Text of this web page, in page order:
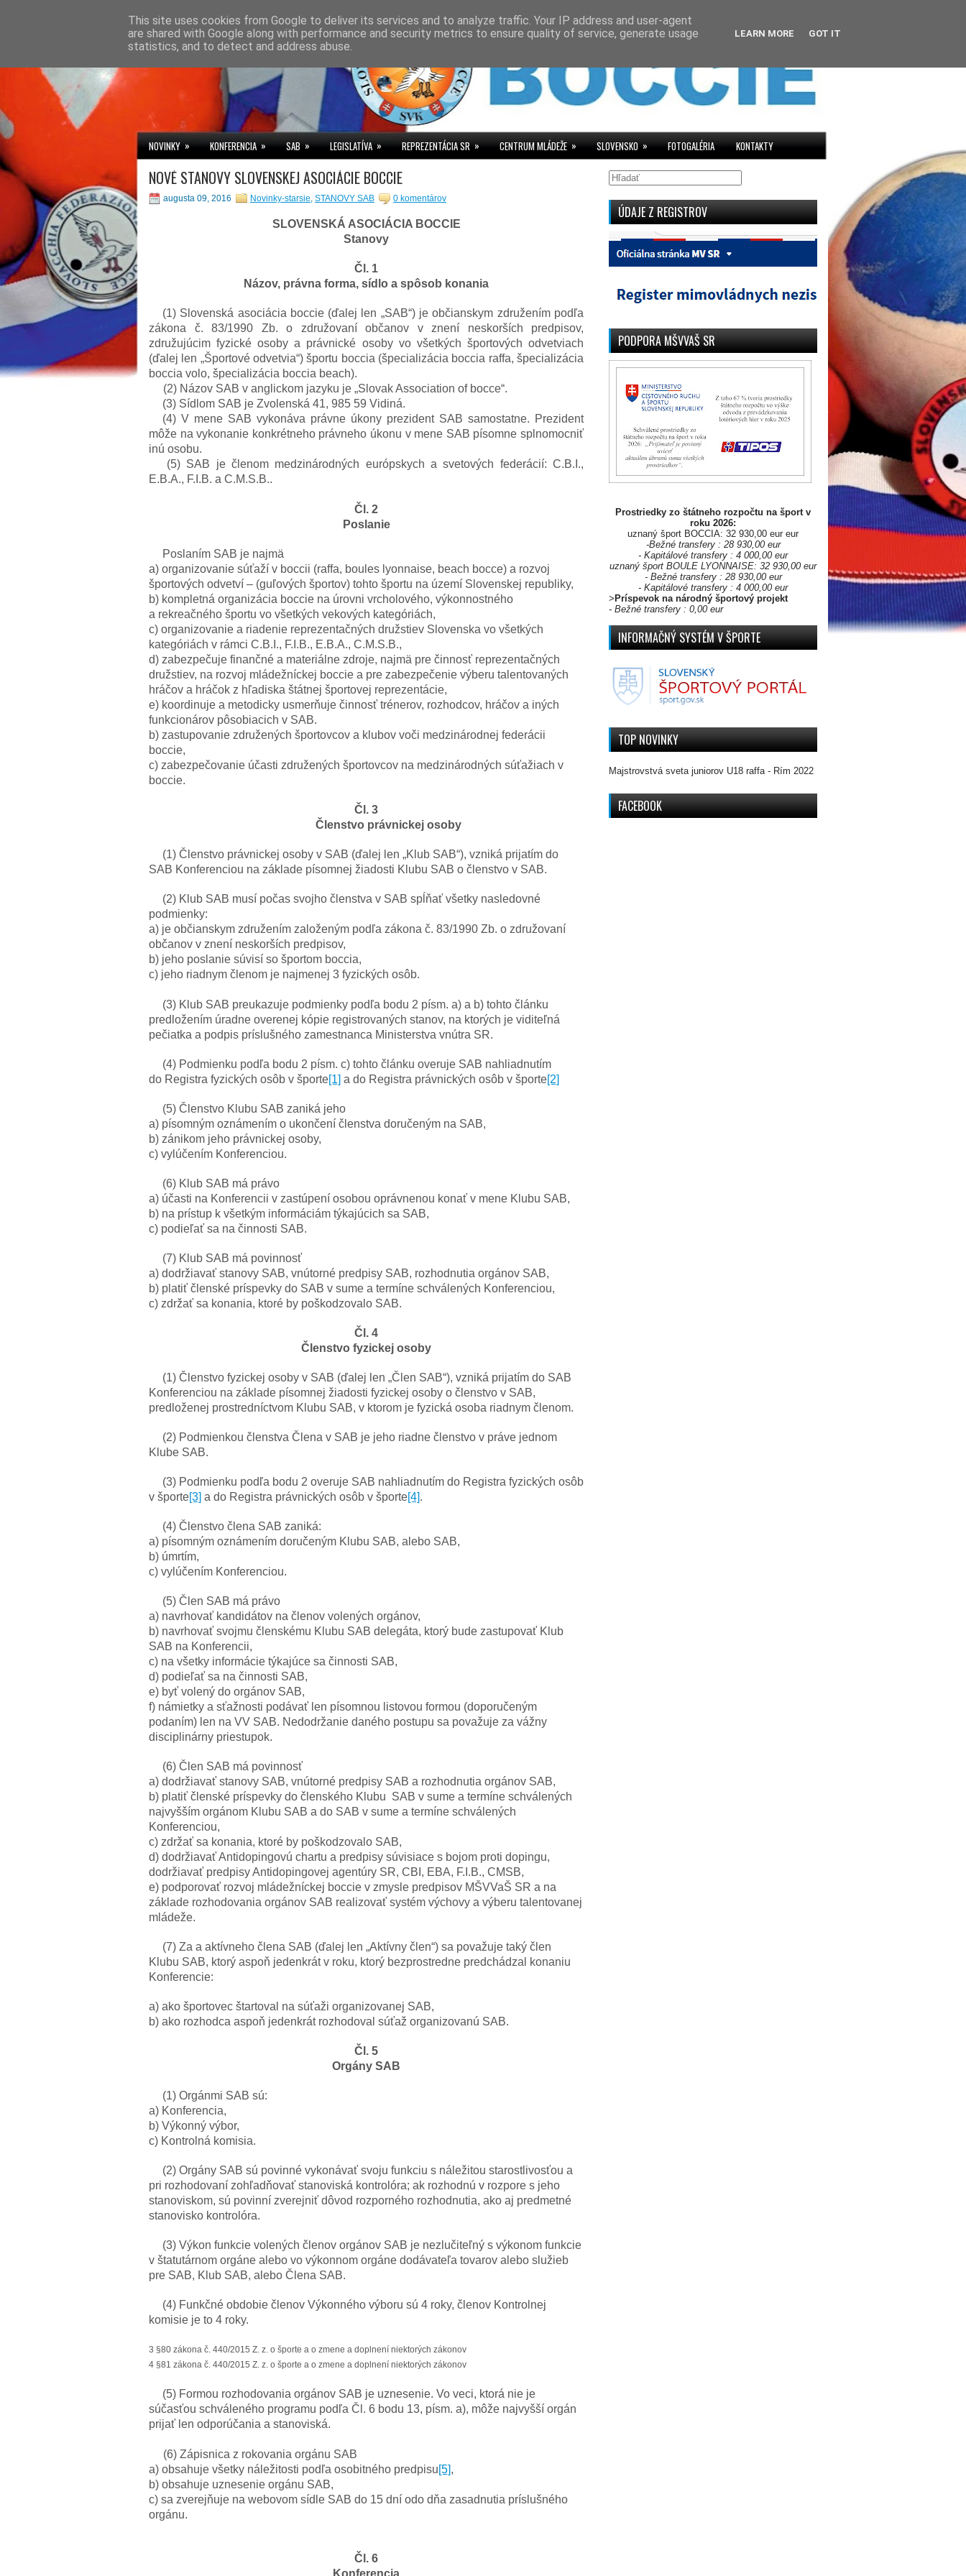
NOVINKY » KONFERENCIA » SAB » LEGISLATÍVA » REPREZENTÁCIA SR » CENTRUM MLÁDEŽE » SLOVENSKO » FOTOGALÉRIA KONTAKTY
NOVÉ STANOVY SLOVENSKEJ ASOCIÁCIE BOCCIE
augusta 09, 2016 Novinky-starsie, STANOVY SAB 0 komentárov
SLOVENSKÁ ASOCIÁCIA BOCCIE
Stanovy
Čl. 1
Názov, právna forma, sídlo a spôsob konania
(1) Slovenská asociácia boccie (ďalej len „SAB“) je občianskym združením podľa
zákona č. 83/1990 Zb. o združovaní občanov v znení neskorších predpisov,
združujúcim fyzické osoby a právnické osoby vo všetkých športových odvetviach
(ďalej len „Športové odvetvia“) športu boccia (špecializácia boccia raffa, špecializácia
boccia volo, špecializácia boccia beach).
(2) Názov SAB v anglickom jazyku je „Slovak Association of bocce“.
(3) Sídlom SAB je Zvolenská 41, 985 59 Vidiná.
(4) V mene SAB vykonáva právne úkony prezident SAB samostatne. Prezident
môže na vykonanie konkrétneho právneho úkonu v mene SAB písomne splnomocniť
inú osobu.
(5) SAB je členom medzinárodných európskych a svetových federácií: C.B.I.,
E.B.A., F.I.B. a C.M.S.B..
Čl. 2
Poslanie
Poslaním SAB je najmä
a) organizovanie súťaží v boccii (raffa, boules lyonnaise, beach bocce) a rozvoj
športových odvetví – (guľových športov) tohto športu na území Slovenskej republiky,
b) kompletná organizácia boccie na úrovni vrcholového, výkonnostného
a rekreačného športu vo všetkých vekových kategóriách,
c) organizovanie a riadenie reprezentačných družstiev Slovenska vo všetkých
kategóriách v rámci C.B.I., F.I.B., E.B.A., C.M.S.B.,
d) zabezpečuje finančné a materiálne zdroje, najmä pre činnosť reprezentačných
družstiev, na rozvoj mládežníckej boccie a pre zabezpečenie výberu talentovaných
hráčov a hráčok z hľadiska štátnej športovej reprezentácie,
e) koordinuje a metodicky usmerňuje činnosť trénerov, rozhodcov, hráčov a iných
funkcionárov pôsobiacich v SAB.
b) zastupovanie združených športovcov a klubov voči medzinárodnej federácii
boccie,
c) zabezpečovanie účasti združených športovcov na medzinárodných súťažiach v
boccie.
Čl. 3
Členstvo právnickej osoby
(1) Členstvo právnickej osoby v SAB (ďalej len „Klub SAB“), vzniká prijatím do
SAB Konferenciou na základe písomnej žiadosti Klubu SAB o členstvo v SAB.
(2) Klub SAB musí počas svojho členstva v SAB spĺňať všetky nasledovné
podmienky:
a) je občianskym združením založeným podľa zákona č. 83/1990 Zb. o združovaní
občanov v znení neskorších predpisov,
b) jeho poslanie súvisí so športom boccia,
c) jeho riadnym členom je najmenej 3 fyzických osôb.
(3) Klub SAB preukazuje podmienky podľa bodu 2 písm. a) a b) tohto článku
predložením úradne overenej kópie registrovaných stanov, na ktorých je viditeľná
pečiatka a podpis príslušného zamestnanca Ministerstva vnútra SR.
(4) Podmienku podľa bodu 2 písm. c) tohto článku overuje SAB nahliadnutím
do Registra fyzických osôb v športe[1] a do Registra právnických osôb v športe[2]
(5) Členstvo Klubu SAB zaniká jeho
a) písomným oznámením o ukončení členstva doručeným na SAB,
b) zánikom jeho právnickej osoby,
c) vylúčením Konferenciou.
(6) Klub SAB má právo
a) účasti na Konferencii v zastúpení osobou oprávnenou konať v mene Klubu SAB,
b) na prístup k všetkým informáciám týkajúcich sa SAB,
c) podieľať sa na činnosti SAB.
(7) Klub SAB má povinnosť
a) dodržiavať stanovy SAB, vnútorné predpisy SAB, rozhodnutia orgánov SAB,
b) platiť členské príspevky do SAB v sume a termíne schválených Konferenciou,
c) zdržať sa konania, ktoré by poškodzovalo SAB.
Čl. 4
Členstvo fyzickej osoby
(1) Členstvo fyzickej osoby v SAB (ďalej len „Člen SAB“), vzniká prijatím do SAB
Konferenciou na základe písomnej žiadosti fyzickej osoby o členstvo v SAB,
predloženej prostredníctvom Klubu SAB, v ktorom je fyzická osoba riadnym členom.
(2) Podmienkou členstva Člena v SAB je jeho riadne členstvo v práve jednom
Klube SAB.
(3) Podmienku podľa bodu 2 overuje SAB nahliadnutím do Registra fyzických osôb
v športe[3] a do Registra právnických osôb v športe[4].
(4) Členstvo člena SAB zaniká:
a) písomným oznámením doručeným Klubu SAB, alebo SAB,
b) úmrtím,
c) vylúčením Konferenciou.
(5) Člen SAB má právo
a) navrhovať kandidátov na členov volených orgánov,
b) navrhovať svojmu členskému Klubu SAB delegáta, ktorý bude zastupovať Klub
SAB na Konferencii,
c) na všetky informácie týkajúce sa činnosti SAB,
d) podieľať sa na činnosti SAB,
e) byť volený do orgánov SAB,
f) námietky a sťažnosti podávať len písomnou listovou formou (doporučeným
podaním) len na VV SAB. Nedodržanie daného postupu sa považuje za vážny
disciplinárny priestupok.
(6) Člen SAB má povinnosť
a) dodržiavať stanovy SAB, vnútorné predpisy SAB a rozhodnutia orgánov SAB,
b) platiť členské príspevky do členského Klubu SAB v sume a termíne schválených
najvyšším orgánom Klubu SAB a do SAB v sume a termíne schválených
Konferenciou,
c) zdržať sa konania, ktoré by poškodzovalo SAB,
d) dodržiavať Antidopingovú chartu a predpisy súvisiace s bojom proti dopingu,
dodržiavať predpisy Antidopingovej agentúry SR, CBI, EBA, F.I.B., CMSB,
e) podporovať rozvoj mládežníckej boccie v zmysle predpisov MŠVVaŠ SR a na
základe rozhodovania orgánov SAB realizovať systém výchovy a výberu talentovanej
mládeže.
(7) Za a aktívneho člena SAB (ďalej len „Aktívny člen“) sa považuje taký člen
Klubu SAB, ktorý aspoň jedenkrát v roku, ktorý bezprostredne predchádzal konaniu
Konferencie:
a) ako športovec štartoval na súťaži organizovanej SAB,
b) ako rozhodca aspoň jedenkrát rozhodoval súťaž organizovanú SAB.
Čl. 5
Orgány SAB
(1) Orgánmi SAB sú:
a) Konferencia,
b) Výkonný výbor,
c) Kontrolná komisia.
(2) Orgány SAB sú povinné vykonávať svoju funkciu s náležitou starostlivosťou a
pri rozhodovaní zohľadňovať stanoviská kontrolóra; ak rozhodnú v rozpore s jeho
stanoviskom, sú povinní zverejniť dôvod rozporného rozhodnutia, ako aj predmetné
stanovisko kontrolóra.
(3) Výkon funkcie volených členov orgánov SAB je nezlučiteľný s výkonom funkcie
v štatutárnom orgáne alebo vo výkonnom orgáne dodávateľa tovarov alebo služieb
pre SAB, Klub SAB, alebo Člena SAB.
(4) Funkčné obdobie členov Výkonného výboru sú 4 roky, členov Kontrolnej
komisie je to 4 roky.
3 §80 zákona č. 440/2015 Z. z. o športe a o zmene a doplnení niektorých zákonov
4 §81 zákona č. 440/2015 Z. z. o športe a o zmene a doplnení niektorých zákonov
(5) Formou rozhodovania orgánov SAB je uznesenie. Vo veci, ktorá nie je
súčasťou schváleného programu podľa Čl. 6 bodu 13, písm. a), môže najvyšší orgán
prijať len odporúčania a stanoviská.
(6) Zápisnica z rokovania orgánu SAB
a) obsahuje všetky náležitosti podľa osobitného predpisu[5],
b) obsahuje uznesenie orgánu SAB,
c) sa zverejňuje na webovom sídle SAB do 15 dní odo dňa zasadnutia príslušného
orgánu.
Čl. 6
Konferencia
ÚDAJE Z REGISTROV
PODPORA MŠVVAŠ SR
Prostriedky zo štátneho rozpočtu na šport v
roku 2026:
uznaný šport BOCCIA: 32 930,00 eur eur
-Bežné transfery : 28 930,00 eur
- Kapitálové transfery : 4 000,00 eur
uznaný šport BOULE LYONNAISE: 32 930,00 eur
- Bežné transfery : 28 930,00 eur
- Kapitálové transfery : 4 000,00 eur
> Príspevok na národný športový projekt
- Bežné transfery : 0,00 eur
INFORMAČNÝ SYSTÉM V ŠPORTE
TOP NOVINKY
Majstrovstvá sveta juniorov U18 raffa - Rím 2022
FACEBOOK
This site uses cookies from Google to deliver its services and to analyze traffic. Your IP address and user-agent
are shared with Google along with performance and security metrics to ensure quality of service, generate usage
statistics, and to detect and address abuse.
LEARN MORE GOT IT